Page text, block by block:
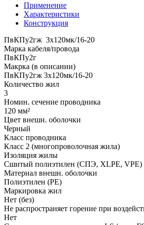
Применение
Характеристики
Конструкция
ПвКПу2гж 3x120мк/16-20
Марка кабеля/провода
ПвКПу2г
Макрка (в описании)
ПвКПу2гж 3x120мк/16-20
Количество жил
3
Номин. сечение проводника
120 мм²
Цвет внешн. оболочки
Черный
Класс проводника
Класс 2 (многопроволочная жила)
Изоляция жилы
Сшитый полиэтилен (СПЭ, XLPE, VPE)
Материал внешн. оболочки
Полиэтилен (PE)
Маркировка жил
Нет (без)
Не распространяет горение при
Нет